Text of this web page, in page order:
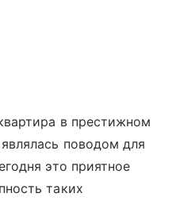
в престижном
поводом для
это приятное
таких